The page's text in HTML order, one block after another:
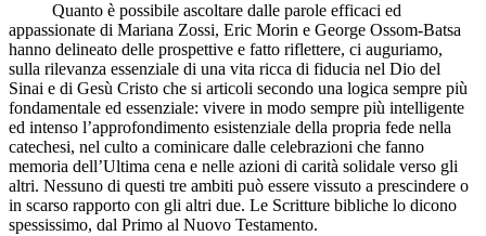
Quanto è possibile ascoltare dalle parole efficaci ed
appassionate di Mariana Zossi, Eric Morin e George Ossom-Batsa
hanno delineato delle prospettive e fatto riflettere, ci auguriamo,
sulla rilevanza essenziale di una vita ricca di fiducia nel Dio del
Sinai e di Gesù Cristo che si articoli secondo una logica sempre più
fondamentale ed essenziale: vivere in modo sempre più intelligente
ed intenso l’approfondimento esistenziale della propria fede nella
catechesi, nel culto a cominicare dalle celebrazioni che fanno
memoria dell’Ultima cena e nelle azioni di carità solidale verso gli
altri. Nessuno di questi tre ambiti può essere vissuto a prescindere o
in scarso rapporto con gli altri due. Le Scritture bibliche lo dicono
spessissimo, dal Primo al Nuovo Testamento.